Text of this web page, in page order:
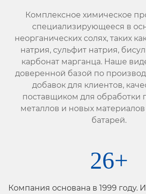
Комплексное химическое
специализирующееся в
неорганических солях, таких
натрия, сульфит натрия,
карбонат марганца. Наше
доверенной базой по
добавок для клиентов,
поставщиком для обработки
металлов и новых
батарей.
26+
Компания основана в 1999 году.